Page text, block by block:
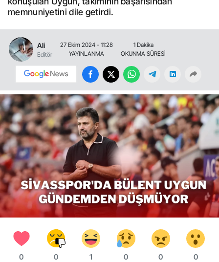
memnuniyetini dile getirdi.
Ali
Editör
27 Ekim 2024 - 11:28
YAYINLANMA
1 Dakika
OKUNMA SÜRESİ
0 0 1 0 0 0